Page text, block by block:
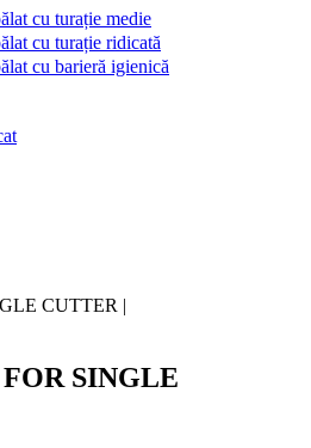
cu turație medie
cu turație ridicată
cu barieră igienică
CUTTER |
SINGLE